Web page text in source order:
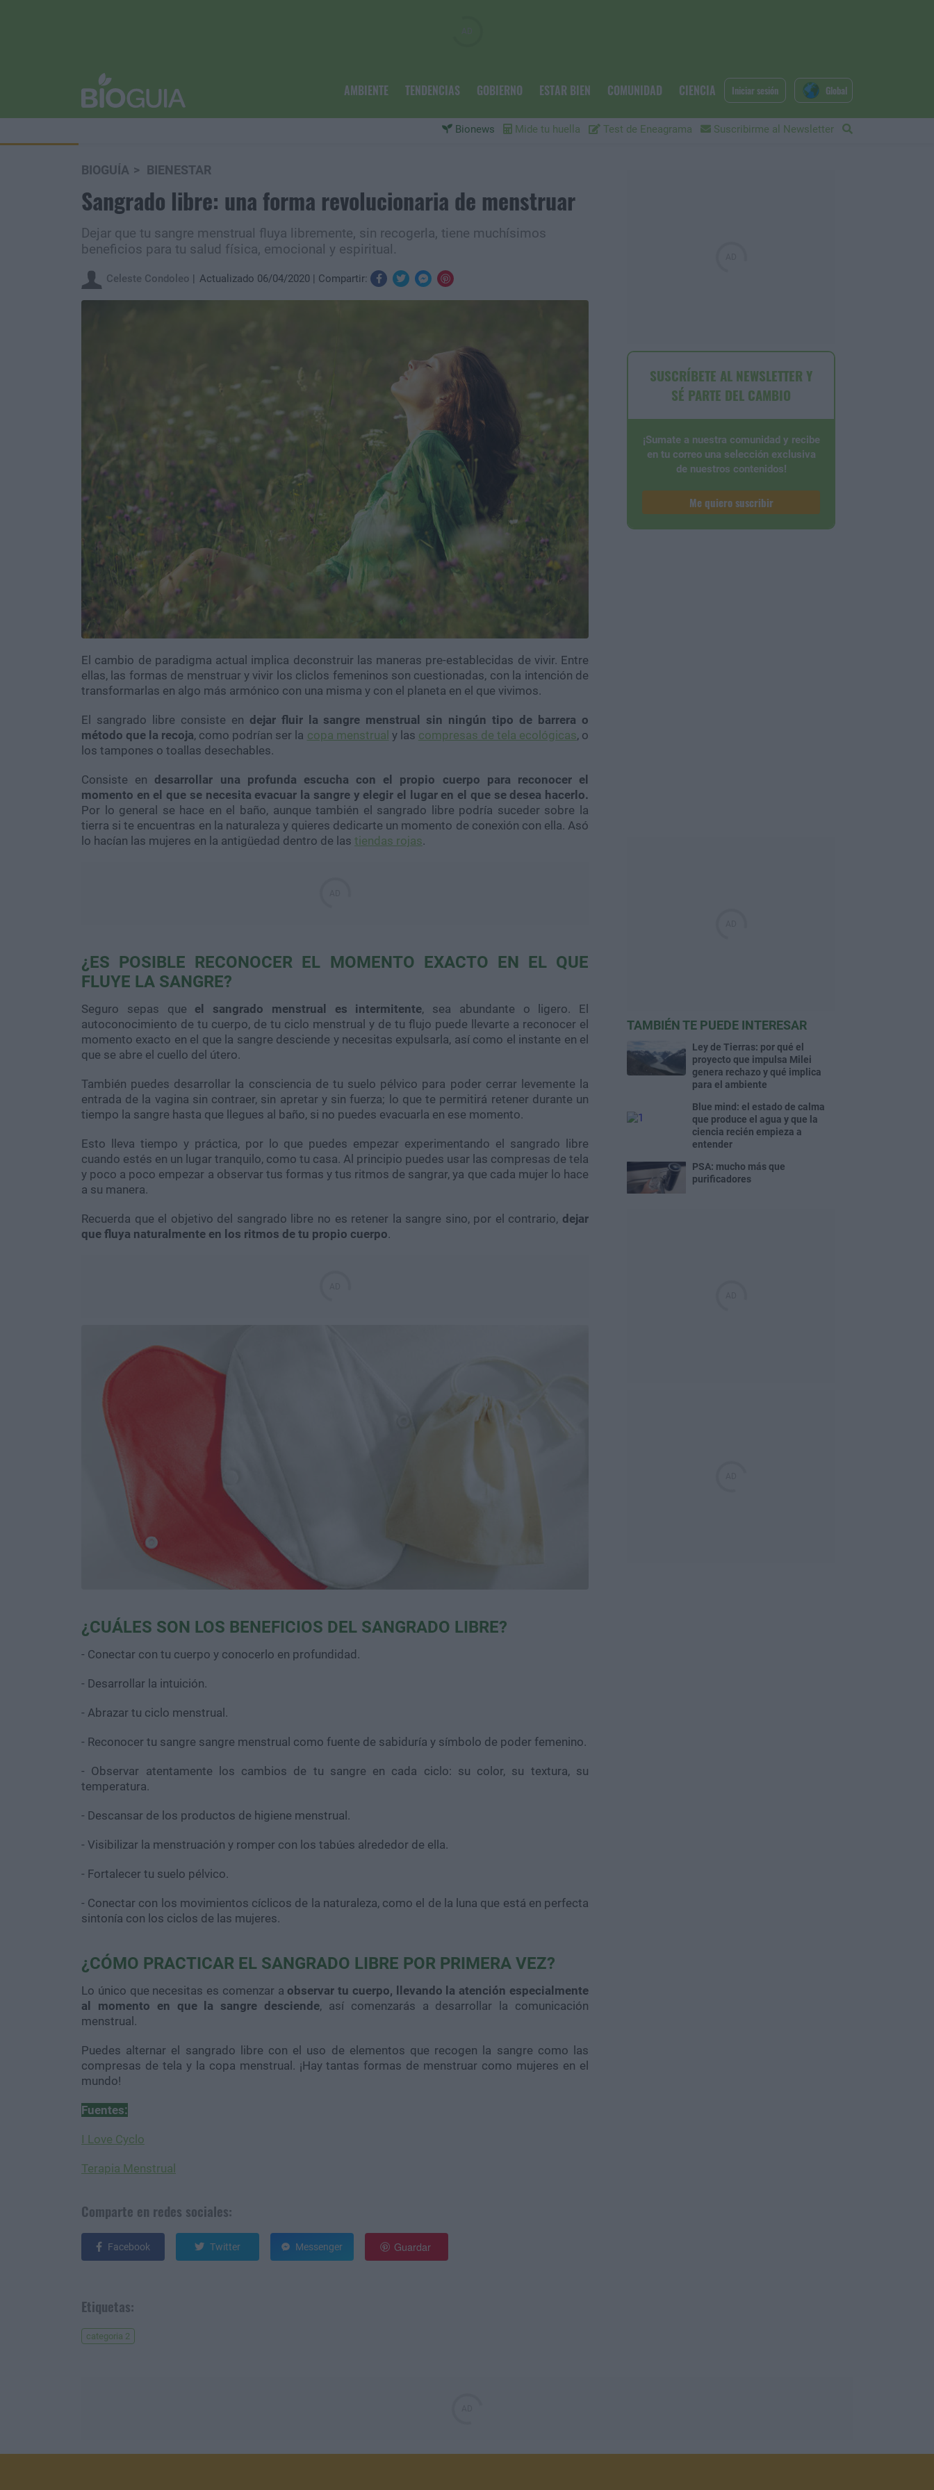
AMBIENTE TENDENCIAS GOBIERNO ESTAR BIEN COMUNIDAD CIENCIA
Bionews Mide tu huella Test de Eneagrama Suscribirme al Newsletter
Iniciar sesión Global
BIOGUÍA BIENESTAR
Sangrado libre: una forma revolucionaria de menstruar
Dejar que tu sangre menstrual fluya libremente, sin recogerla, tiene muchísimos
beneficios para tu salud física, emocional y espiritual.
Celeste Condoleo Actualizado 06/04/2020 Compartir:
El cambio de paradigma actual implica deconstruir las maneras pre-establecidas de vivir. Entre
ellas, las formas de menstruar y vivir los cliclos femeninos son cuestionadas, con la intención de
transformarlas en algo más armónico con una misma y con el planeta en el que vivimos.
El sangrado libre consiste en dejar fluir la sangre menstrual sin ningún tipo de barrera o
método que la recoja, como podrían ser la copa menstrual y las compresas de tela ecológicas, o
los tampones o toallas desechables.
Consiste en desarrollar una profunda escucha con el propio cuerpo para reconocer el
momento en el que se necesita evacuar la sangre y elegir el lugar en el que se desea hacerlo.
Por lo general se hace en el baño, aunque también el sangrado libre podría suceder sobre la
tierra si te encuentras en la naturaleza y quieres dedicarte un momento de conexión con ella. Asó
lo hacían las mujeres en la antigüedad dentro de las tiendas rojas.
¿ES POSIBLE RECONOCER EL MOMENTO EXACTO EN EL QUE
FLUYE LA SANGRE?
Seguro sepas que el sangrado menstrual es intermitente, sea abundante o ligero. El
autoconocimiento de tu cuerpo, de tu ciclo menstrual y de tu flujo puede llevarte a reconocer el
momento exacto en el que la sangre desciende y necesitas expulsarla, así como el instante en el
que se abre el cuello del útero.
También puedes desarrollar la consciencia de tu suelo pélvico para poder cerrar levemente la
entrada de la vagina sin contraer, sin apretar y sin fuerza; lo que te permitirá retener durante un
tiempo la sangre hasta que llegues al baño, si no puedes evacuarla en ese momento.
Esto lleva tiempo y práctica, por lo que puedes empezar experimentando el sangrado libre
cuando estés en un lugar tranquilo, como tu casa. Al principio puedes usar las compresas de tela
y poco a poco empezar a observar tus formas y tus ritmos de sangrar, ya que cada mujer lo hace
a su manera.
Recuerda que el objetivo del sangrado libre no es retener la sangre sino, por el contrario, dejar
que fluya naturalmente en los ritmos de tu propio cuerpo.
¿CUÁLES SON LOS BENEFICIOS DEL SANGRADO LIBRE?
- Conectar con tu cuerpo y conocerlo en profundidad.
- Desarrollar la intuición.
- Abrazar tu ciclo menstrual.
- Reconocer tu sangre sangre menstrual como fuente de sabiduría y símbolo de poder femenino.
- Observar atentamente los cambios de tu sangre en cada ciclo: su color, su textura, su
temperatura.
- Descansar de los productos de higiene menstrual.
- Visibilizar la menstruación y romper con los tabúes alrededor de ella.
- Fortalecer tu suelo pélvico.
- Conectar con los movimientos cíclicos de la naturaleza, como el de la luna que está en perfecta
sintonía con los ciclos de las mujeres.
¿CÓMO PRACTICAR EL SANGRADO LIBRE POR PRIMERA VEZ?
Lo único que necesitas es comenzar a observar tu cuerpo, llevando la atención especialmente
al momento en que la sangre desciende, así comenzarás a desarrollar la comunicación
menstrual.
Puedes alternar el sangrado libre con el uso de elementos que recogen la sangre como las
compresas de tela y la copa menstrual. ¡Hay tantas formas de menstruar como mujeres en el
mundo!
Fuentes:
I Love Cyclo
Terapia Menstrual
Comparte en redes sociales:
Facebook Twitter Messenger Guardar
Etiquetas:
categoria 2
SUSCRÍBETE AL NEWSLETTER Y
SÉ PARTE DEL CAMBIO
¡Sumate a nuestra comunidad y recibe
en tu correo una selección exclusiva
de nuestros contenidos!
Me quiero suscribir
TAMBIÉN TE PUEDE INTERESAR
Ley de Tierras: por qué el
proyecto que impulsa Milei
genera rechazo y qué implica
para el ambiente
Blue mind: el estado de calma
que produce el agua y que la
ciencia recién empieza a
entender
PSA: mucho más que
purificadores